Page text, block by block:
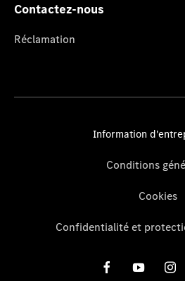
Contactez-nous
Réclamation
Information
Conditions
Cookies
Confidentialité et